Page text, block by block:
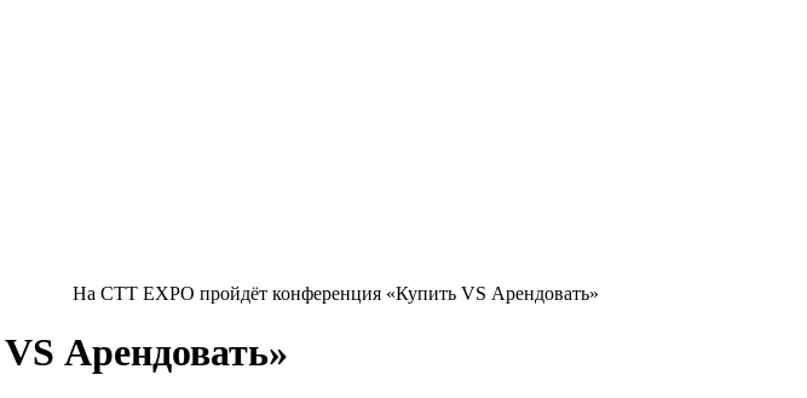
На СТТ EXPO пройдёт конференция «Купить VS Арендовать»
Арендовать»